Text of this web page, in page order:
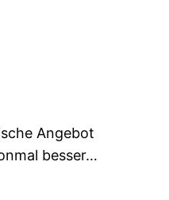
Angebot
besser…